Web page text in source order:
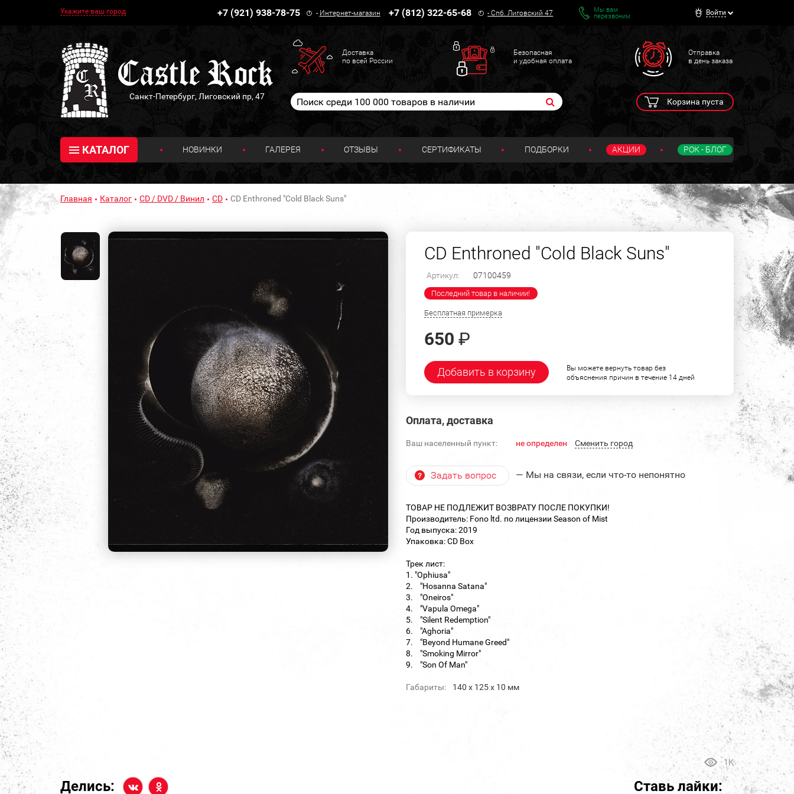
Укажите ваш город +7 (921) 938-78-75 - Интернет-магазин +7 (812) 322-65-68 -Спб. Лиговский 47
Мы вам
перезвоним
Войти
Санкт-Петербург, Лиговский пр, 47
Доставка
по всей России
Безопасная
и удобная оплата
Отправка
в день заказа
Корзина пуста
КАТАЛОГ НОВИНКИ ГАЛЕРЕЯ ОТЗЫВЫ СЕРТИФИКАТЫ ПОДБОРКИ АКЦИИ РОК - БЛОГ
Главная Каталог CD / DVD / Винил CD CD Enthroned "Cold Black Suns"
CD Enthroned "Cold Black Suns"
Артикул: 07100459
Последний товар в наличии!
Бесплатная примерка
650 ₽
Добавить в корзину
Вы можете вернуть товар без
объяснения причин в течение 14 дней
Оплата, доставка
Ваш населенный пункт: не определен Cменить город
Задать вопрос — Мы на связи, если что-то непонятно
ТОВАР НЕ ПОДЛЕЖИТ ВОЗВРАТУ ПОСЛЕ ПОКУПКИ!
Производитель: Fono ltd. по лицензии Season of Mist
Год выпуска: 2019
Упаковка: CD Box
Трек лист:
1. "Ophiusa"
2. "Hosanna Satana"
3. "Oneiros"
4. "Vapula Omega"
5. "Silent Redemption"
6. "Aghoria"
7. "Beyond Humane Greed"
8. "Smoking Mirror"
9. "Son Of Man"
Габариты: 140 х 125 х 10 мм
1K
Делись: Ставь лайки: